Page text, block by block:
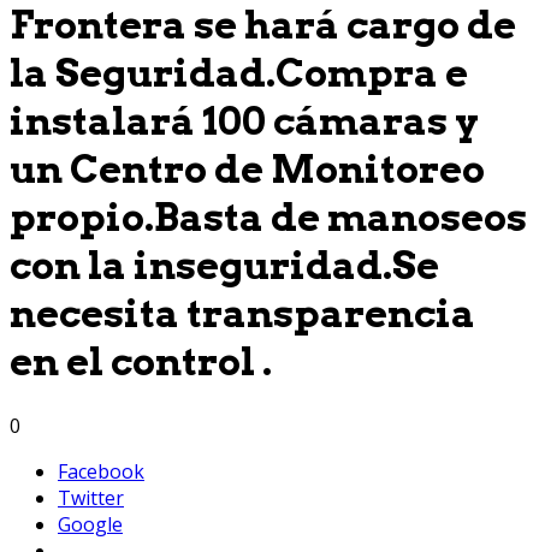
Frontera se hará cargo de
la Seguridad.Compra e
instalará 100 cámaras y
un Centro de Monitoreo
propio.Basta de manoseos
con la inseguridad.Se
necesita transparencia
en el control .
0
Facebook
Twitter
Google